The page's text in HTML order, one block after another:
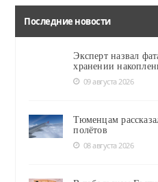
Последние новости
Эксперт назвал
хранении
09 августа 2026
Тюменцам
полётов
08 августа 2026